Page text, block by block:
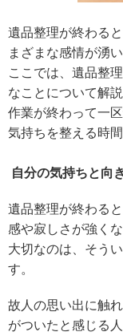
遺品整理が終わる
まざまな感情が湧
ここでは、遺品整
なことについて解説
作業が終わって一
気持ちを整える時間
自分の気持ちと向
遺品整理が終わる
感や寂しさが強く
大切なのは、そう
す。
故人の思い出に触
がついたと感じる